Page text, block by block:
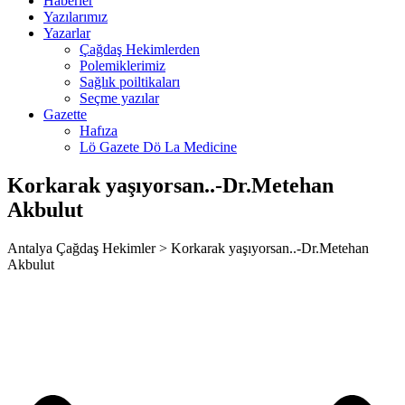
escort
giriş
giriş
Yazılarımız
Yazarlar
Çağdaş Hekimlerden
Polemiklerimiz
Sağlık poiltikaları
Seçme yazılar
Gazette
Hafıza
Lö Gazete Dö La Medicine
Korkarak yaşıyorsan..-Dr.Metehan
Akbulut
Antalya Çağdaş Hekimler > Korkarak yaşıyorsan..-Dr.Metehan
Akbulut